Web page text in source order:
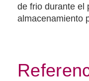
de frio durante el
almacenamiento